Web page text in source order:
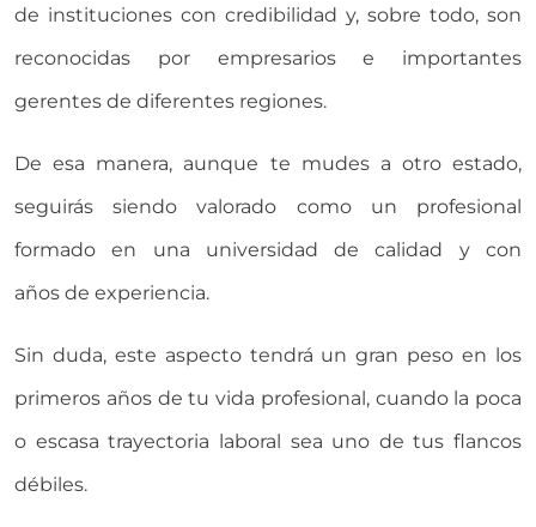
de instituciones con credibilidad y, sobre todo, son
reconocidas por empresarios e importantes
gerentes de diferentes regiones.
De esa manera, aunque te mudes a otro estado,
seguirás siendo valorado como un profesional
formado en una universidad de calidad y con
años de experiencia.
Sin duda, este aspecto tendrá un gran peso en los
primeros años de tu vida profesional, cuando la poca
o escasa trayectoria laboral sea uno de tus flancos
débiles.